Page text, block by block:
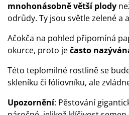
mnohonásobně větší plody
odrůdy. Ty jsou světle zelené a a
Ačokča na pohled připomíná
okurce, proto ječasto
Této teplomilné rostlině se
skleníku či fóliovníku, ale
Upozornění: Pěstování